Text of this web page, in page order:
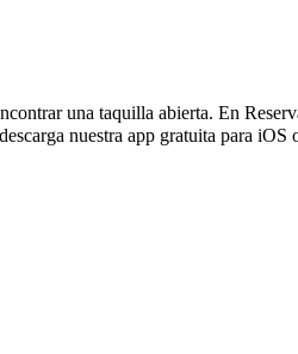
una taquilla abierta. En
nuestra app gratuita para